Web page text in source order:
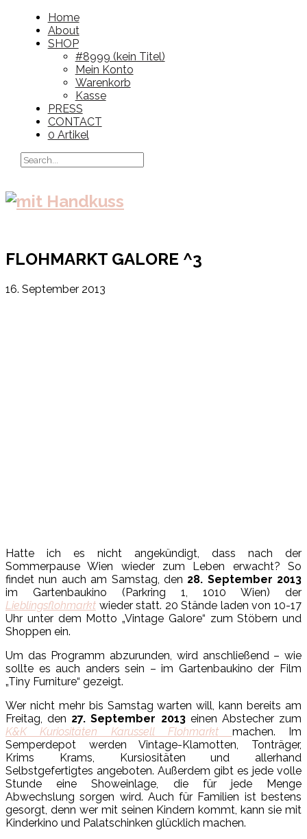
Home
About
SHOP
#8999 (kein Titel)
Mein Konto
Warenkorb
Kasse
PRESS
CONTACT
0 Artikel
FLOHMARKT GALORE ^3
16. September 2013
Hatte ich es nicht angekündigt, dass nach der
Sommerpause Wien wieder zum Leben erwacht? So
findet nun auch am Samstag, den 28. September 2013
im Gartenbaukino (Parkring 1, 1010 Wien) der
Lieblingsflohmarkt wieder statt. 20 Stände laden von 10-17
Uhr unter dem Motto „Vintage Galore“ zum Stöbern und
Shoppen ein.
Um das Programm abzurunden, wird anschließend – wie
sollte es auch anders sein – im Gartenbaukino der Film
„Tiny Furniture“ gezeigt.
Wer nicht mehr bis Samstag warten will, kann bereits am
Freitag, den 27. September 2013einen Abstecher zum
K&K Kuriositäten Karussell Flohmarkt
machen. Im
Semperdepot werden Vintage-Klamotten, Tonträger,
Krims Krams, Kursiositäten und allerhand
Selbstgefertigtes angeboten. Außerdem gibt es jede volle
Stunde eine Showeinlage, die für jede Menge
Abwechslung sorgen wird. Auch für Familien ist bestens
gesorgt, denn wer mit seinen Kindern kommt, kann sie mit
Kinderkino und Palatschinken glücklich machen.